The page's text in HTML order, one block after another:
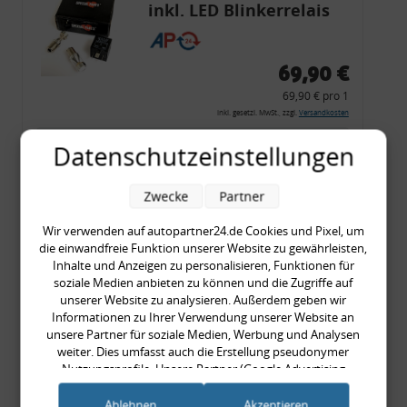
inkl. LED Blinkerrelais
CF 14
69,90 €
69,90 € pro 1
inkl. gesetzl. MwSt., zzgl. Versandkosten
Merkzettel
Rückleuchtenband mit
Blinker, rot, US-Ecken,
Audi 80 Cabrio, Typ 89,
OE-Nr.: 8G0945225 +
8G0945225C
999,99 €
999,99 € pro 1
Datenschutzeinstellungen
Wir verwenden auf autopartner24.de Cookies und Pixel, um
die einwandfreie Funktion unserer Website zu gewährleisten,
Inhalte und Anzeigen zu personalisieren, Funktionen für
soziale Medien anbieten zu können und die Zugriffe auf
unserer Website zu analysieren. Außerdem geben wir
Informationen zu Ihrer Verwendung unserer Website an
unsere Partner für soziale Medien, Werbung und Analysen
weiter. Dies umfasst auch die Erstellung pseudonymer
Nutzungsprofile. Unsere Partner (Google Advertising
Products) führen diese Informationen möglicherweise mit
weiteren Daten zusammen, die Sie ihnen bereitgestellt haben
Zwecke Partner